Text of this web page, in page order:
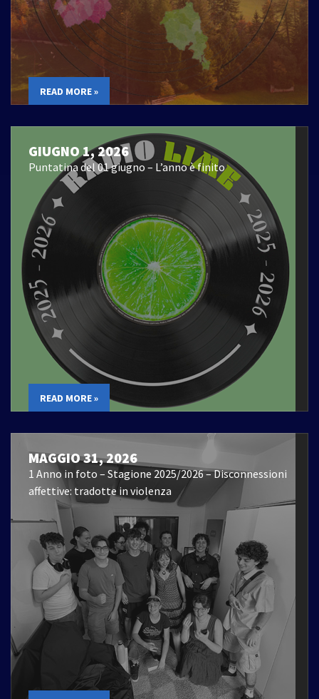
READ MORE »
GIUGNO 1, 2026
Puntatina del 01 giugno – L’anno è finito
READ MORE »
MAGGIO 31, 2026
1 Anno in foto – Stagione 2025/2026 – Disconnessioni
affettive: tradotte in violenza